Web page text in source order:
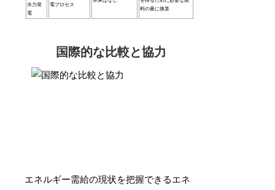
水力発
電
電プロセス
料の量に換算
国際的な比較と協力
エネルギー需給の現状を把握できるエネ